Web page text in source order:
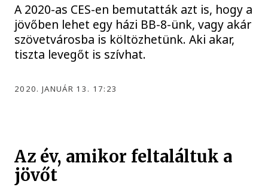
A 2020-as CES-en bemutatták azt is, hogy a
jövőben lehet egy házi BB-8-ünk, vagy akár
szövetvárosba is költözhetünk. Aki akar,
tiszta levegőt is szívhat.
2020. JANUÁR 13. 17:23
Az év, amikor feltaláltuk a
jövőt